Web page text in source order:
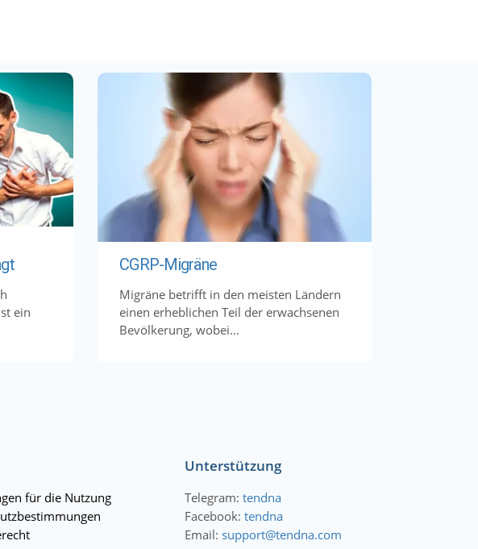
ein
CGRP-Migräne
Migräne betrifft in den meisten Ländern
einen erheblichen Teil der erwachsenen
Bevölkerung, wobei...
für die Nutzung
Unterstützung
Telegram: tendna
Facebook: tendna
Email: support@tendna.com